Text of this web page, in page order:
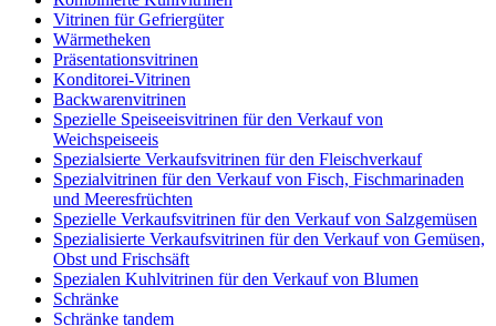
Vitrinen für Gefriergüter
Wärmetheken
Präsentationsvitrinen
Konditorei-Vitrinen
Backwarenvitrinen
Spezielle Speiseeisvitrinen für den Verkauf von
Weichspeiseeis
Spezialsierte Verkaufsvitrinen für den Fleischverkauf
Spezialvitrinen für den Verkauf von Fisch, Fischmarinaden
und Meeresfrüchten
Spezielle Verkaufsvitrinen für den Verkauf von Salzgemüsen
Spezialisierte Verkaufsvitrinen für den Verkauf von Gemüsen,
Obst und Frischsäft
Spezialen Kuhlvitrinen für den Verkauf von Blumen
Schränke
Schränke tandem